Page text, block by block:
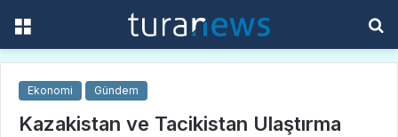
Ekonomi Gündem
Kazakistan ve Tacikistan Ulaştırma